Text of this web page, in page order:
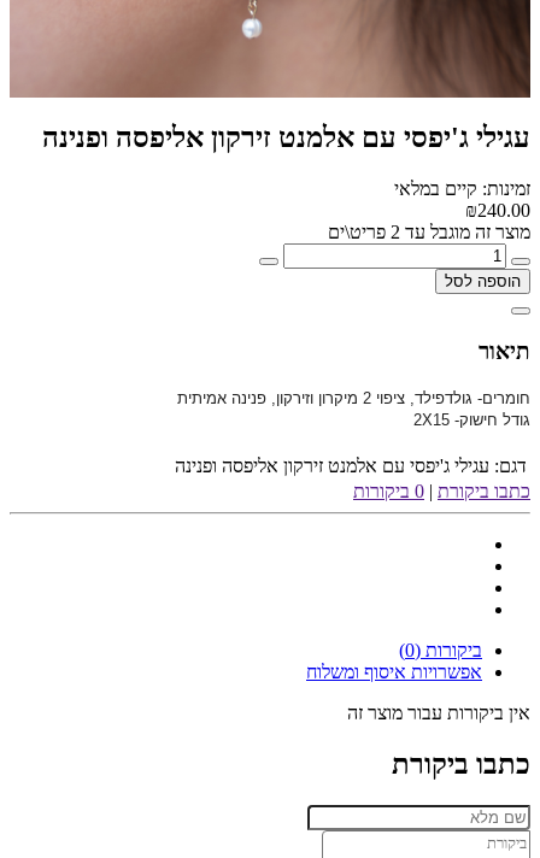
עגילי ג'יפסי עם אלמנט זירקון אליפסה ופנינה
זמינות: קיים במלאי
₪240.00
מוצר זה מוגבל עד 2 פריט\ים
הוספה לסל
תיאור
חומרים- גולדפילד, ציפוי 2 מיקרון וזירקון, פנינה אמיתית
גודל חישוק- 2X15
דגם: עגילי ג'יפסי עם אלמנט זירקון אליפסה ופנינה
כתבו ביקורת | 0 ביקורות
ביקורות (0)
אפשרויות איסוף ומשלוח
אין ביקורות עבור מוצר זה
כתבו ביקורת